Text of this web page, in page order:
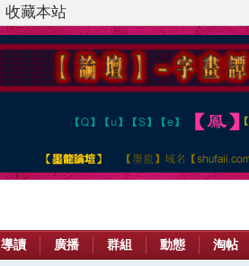
收藏本站
導讀 廣播 群組 動態 淘帖